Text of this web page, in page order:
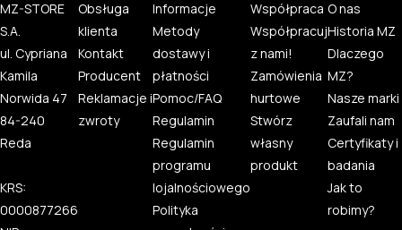
MZ-STORE
S.A.
ul. Cypriana
Kamila
Norwida 47
84-240
Reda
KRS:
0000877266
Obsługa
klienta
Kontakt
Producent
Reklamacje i
zwroty
Informacje
Metody
dostawy i
płatności
Pomoc/FAQ
Regulamin
Regulamin
programu
lojalnościowego
Polityka
Współpraca
Współpracuj
z nami!
Zamówienia
hurtowe
Stwórz
własny
produkt
O nas
Historia MZ
Dlaczego
MZ?
Nasze marki
Zaufali nam
Certyfikaty i
badania
Jak to
robimy?